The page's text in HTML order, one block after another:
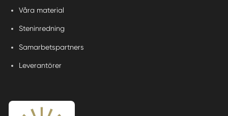
Våra material
Steninredning
Samarbetspartners
Leverantörer